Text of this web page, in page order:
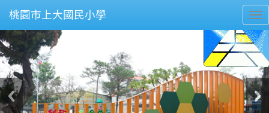
桃園市上大國民小學